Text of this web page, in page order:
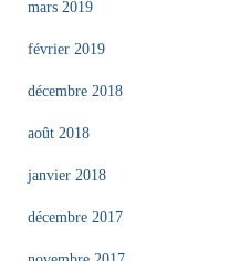
mars 2019
février 2019
décembre 2018
août 2018
janvier 2018
décembre 2017